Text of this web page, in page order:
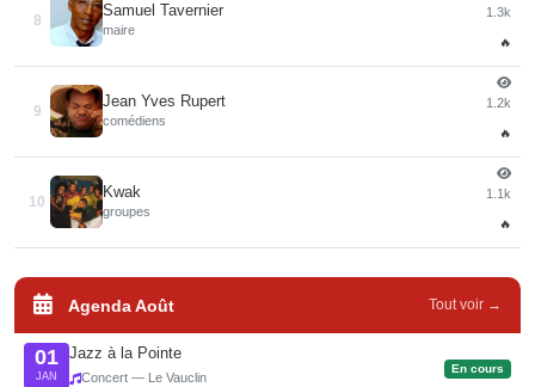
8
Samuel Tavernier
maire
1.3k
🔥
9
Jean Yves Rupert
comédiens
1.2k
🔥
10
Kwak
groupes
1.1k
🔥
Agenda Août Tout voir →
01
JAN
Jazz à la Pointe
Concert — Le Vauclin
En cours